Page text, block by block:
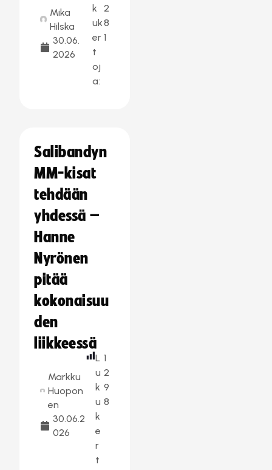
Mika
Hilska
30.06.
2026
k
uk
er
t
oj
a:
2
8
1
Salibandyn
MM-kisat
tehdään
yhdessä –
Hanne
Nyrönen
pitää
kokonaisuu
den
liikkeessä
Markku
Huopon
en
30.06.2
026
L
u
k
u
k
e
r
t
1
2
9
8